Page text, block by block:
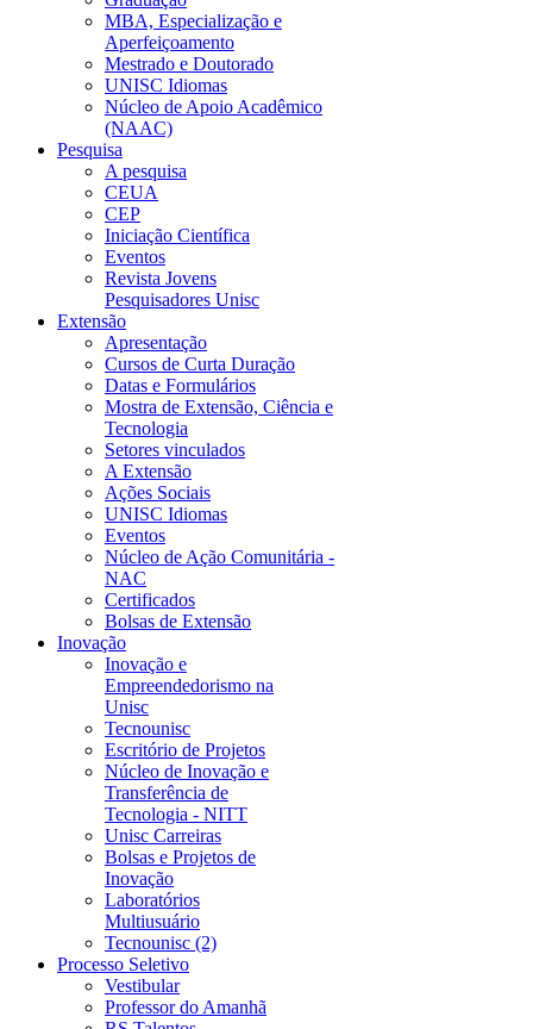
MBA, Especialização e
Aperfeiçoamento
Mestrado e Doutorado
UNISC Idiomas
Núcleo de Apoio Acadêmico
(NAAC)
Pesquisa
A pesquisa
CEUA
CEP
Iniciação Científica
Eventos
Revista Jovens
Pesquisadores Unisc
Extensão
Apresentação
Cursos de Curta Duração
Datas e Formulários
Mostra de Extensão, Ciência e
Tecnologia
Setores vinculados
A Extensão
Ações Sociais
UNISC Idiomas
Eventos
Núcleo de Ação Comunitária -
NAC
Certificados
Bolsas de Extensão
Inovação
Inovação e
Empreendedorismo na
Unisc
Tecnounisc
Escritório de Projetos
Núcleo de Inovação e
Transferência de
Tecnologia - NITT
Unisc Carreiras
Bolsas e Projetos de
Inovação
Laboratórios
Multiusuário
Tecnounisc (2)
Processo Seletivo
Vestibular
Professor do Amanhã